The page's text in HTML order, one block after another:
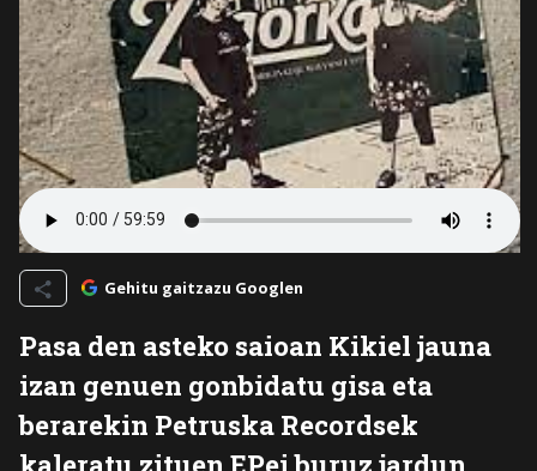
Gehitu gaitzazu Googlen
Pasa den asteko saioan Kikiel jauna
izan genuen gonbidatu gisa eta
berarekin Petruska Recordsek
kaleratu zituen EPei buruz jardun